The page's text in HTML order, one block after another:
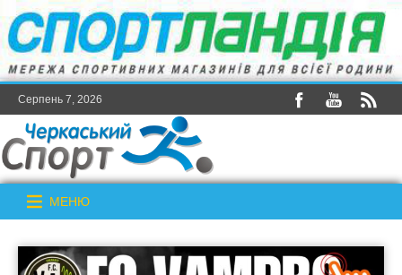
Серпень 7, 2026
МЕНЮ